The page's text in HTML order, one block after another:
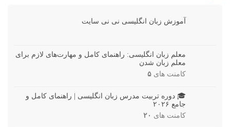
آموزش زبان انگلیسی نی نی سایت
معلم زبان انگلیسی: راهنمای کامل و مهارت‌های لازم برای
معلم زبان شدن
کامنت های ۵
🎓 دوره تربیت مدرس زبان انگلیسی | راهنمای کامل و
جامع ۲۰۲۶
کامنت های ۲۰